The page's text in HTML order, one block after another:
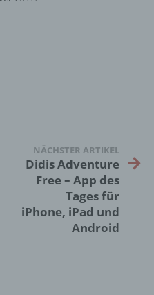
NÄCHSTER ARTIKEL
Didis Adventure
Free – App des
Tages für
iPhone, iPad und
Android
andere Form der
oder die
mit dem Ziel, ihre
einzuschränken.
Daten verwendet